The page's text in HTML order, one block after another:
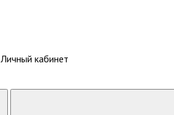
Личный кабинет